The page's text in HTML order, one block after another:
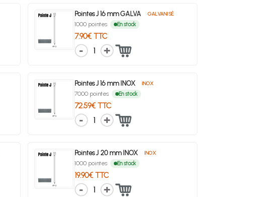
Pointes J 16 mm GALVA GALVANISÉ
1000 pointes En stock
7.90€ TTC
1
Pointes J 16 mm INOX INOX
7000 pointes En stock
72.59€ TTC
1
Pointes J 20 mm INOX INOX
1000 pointes En stock
19.90€ TTC
1